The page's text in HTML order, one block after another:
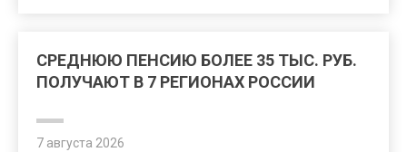
СРЕДНЮЮ ПЕНСИЮ БОЛЕЕ 35 ТЫС. РУБ.
ПОЛУЧАЮТ В 7 РЕГИОНАХ РОССИИ
7 августа 2026